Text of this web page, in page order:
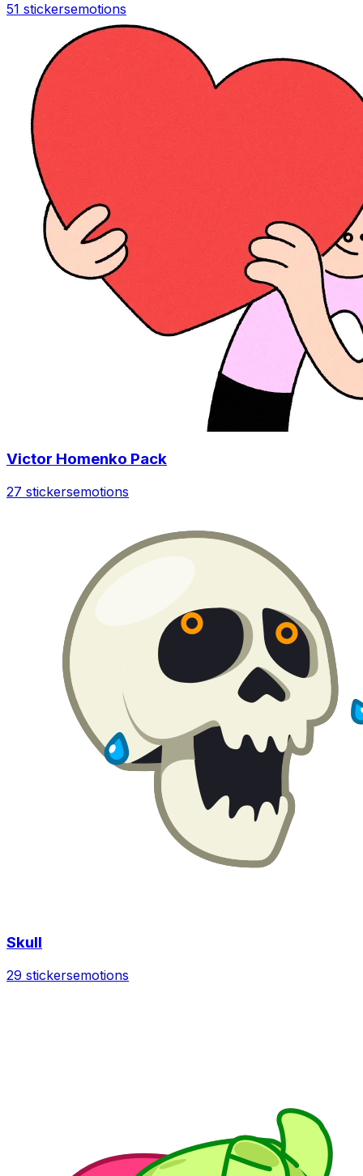
51 stickersemotions
Victor Homenko Pack
27 stickersemotions
Skull
29 stickersemotions